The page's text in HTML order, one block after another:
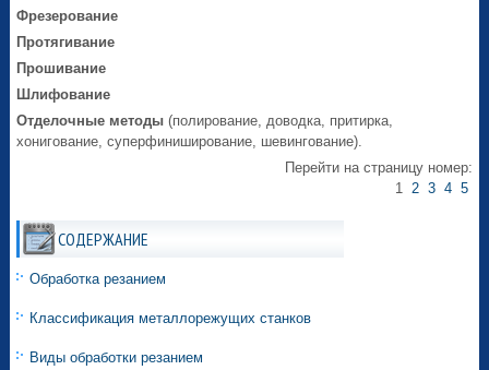
Фрезерование
Протягивание
Прошивание
Шлифование
Отделочные методы(полирование, доводка, притирка,
хонигование, суперфиниширование, шевингование).
Перейти на страницу номер:
1 2 3 4 5
СОДЕРЖАНИЕ
Обработка резанием
Классификация металлорежущих станков
Виды обработки резанием